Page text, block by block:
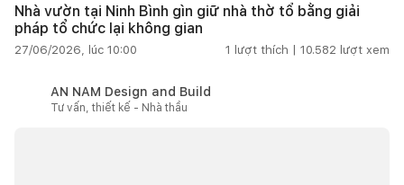
Nhà vườn tại Ninh Bình gìn giữ nhà thờ tổ bằng giải
pháp tổ chức lại không gian
27/06/2026, lúc 10:00 1 lượt thích | 10.582 lượt xem
AN NAM Design and Build
Tư vấn, thiết kế - Nhà thầu